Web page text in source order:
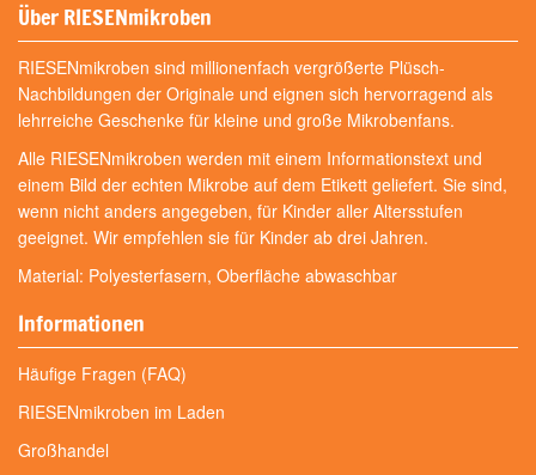
Über RIESENmikroben
RIESENmikroben sind millionenfach vergrößerte Plüsch-
Nachbildungen der Originale und eignen sich hervorragend als
lehrreiche Geschenke für kleine und große Mikrobenfans.
Alle RIESENmikroben werden mit einem Informationstext und
einem Bild der echten Mikrobe auf dem Etikett geliefert. Sie sind,
wenn nicht anders angegeben, für Kinder aller Altersstufen
geeignet. Wir empfehlen sie für Kinder ab drei Jahren.
Material: Polyesterfasern, Oberfläche abwaschbar
Informationen
Häufige Fragen (FAQ)
RIESENmikroben im Laden
Großhandel